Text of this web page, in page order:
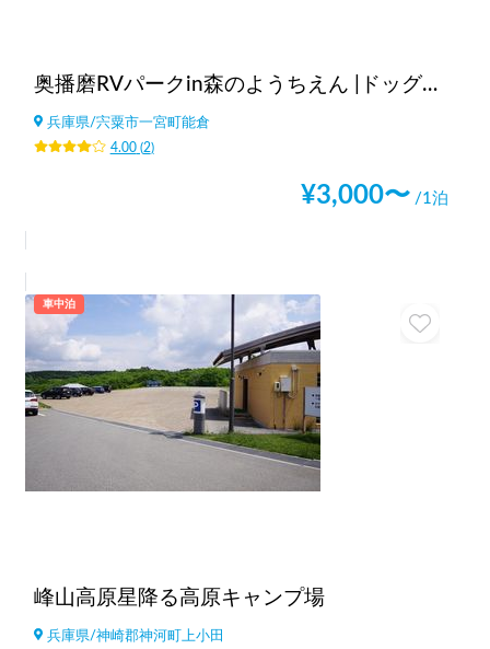
奥播磨RVパークin森のようちえん |ドッグラン/大自然BBQ/大阪より2h/神戸より1.5h/棚田遺産/兵庫
兵庫県/宍粟市一宮町能倉
4.00(2)
¥3,000〜 /1泊
車中泊
峰山高原星降る高原キャンプ場
兵庫県/神崎郡神河町上小田